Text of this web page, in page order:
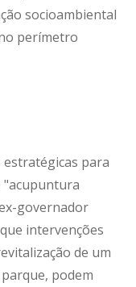
socioambiental
perímetro
para
"acupuntura
governador
intervenções
de um
podem